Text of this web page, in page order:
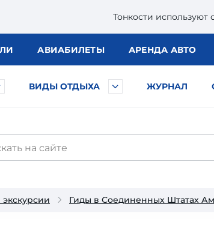
Тонкости используют
АВИАБИЛЕТЫ АРЕНДА АВТО
ВИДЫ ОТДЫХА ЖУРНАЛ
Гиды в Соединенных Штатах